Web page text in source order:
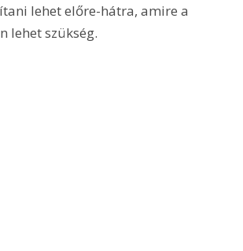
lehet előre-hátra, amire a
lehet szükség.